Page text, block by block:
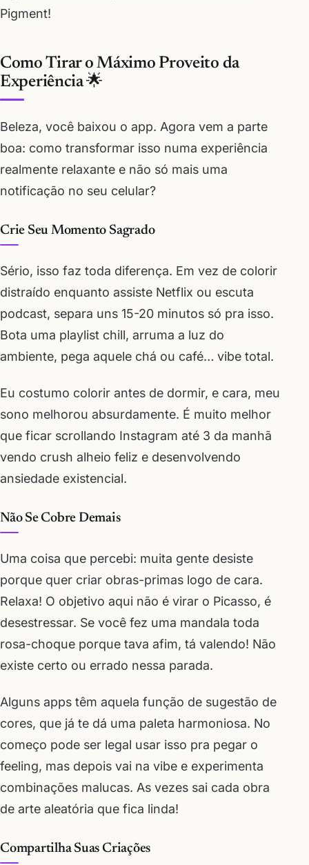
Pigment!
Como Tirar o Máximo Proveito da
Experiência 🌟
Beleza, você baixou o app. Agora vem a parte
boa: como transformar isso numa experiência
realmente relaxante e não só mais uma
notificação no seu celular?
Crie Seu Momento Sagrado
Sério, isso faz toda diferença. Em vez de colorir
distraído enquanto assiste Netflix ou escuta
podcast, separa uns 15-20 minutos só pra isso.
Bota uma playlist chill, arruma a luz do
ambiente, pega aquele chá ou café… vibe total.
Eu costumo colorir antes de dormir, e cara, meu
sono melhorou absurdamente. É muito melhor
que ficar scrollando Instagram até 3 da manhã
vendo crush alheio feliz e desenvolvendo
ansiedade existencial.
Não Se Cobre Demais
Uma coisa que percebi: muita gente desiste
porque quer criar obras-primas logo de cara.
Relaxa! O objetivo aqui não é virar o Picasso, é
desestressar. Se você fez uma mandala toda
rosa-choque porque tava afim, tá valendo! Não
existe certo ou errado nessa parada.
Alguns apps têm aquela função de sugestão de
cores, que já te dá uma paleta harmoniosa. No
começo pode ser legal usar isso pra pegar o
feeling, mas depois vai na vibe e experimenta
combinações malucas. As vezes sai cada obra
de arte aleatória que fica linda!
Compartilha Suas Criações